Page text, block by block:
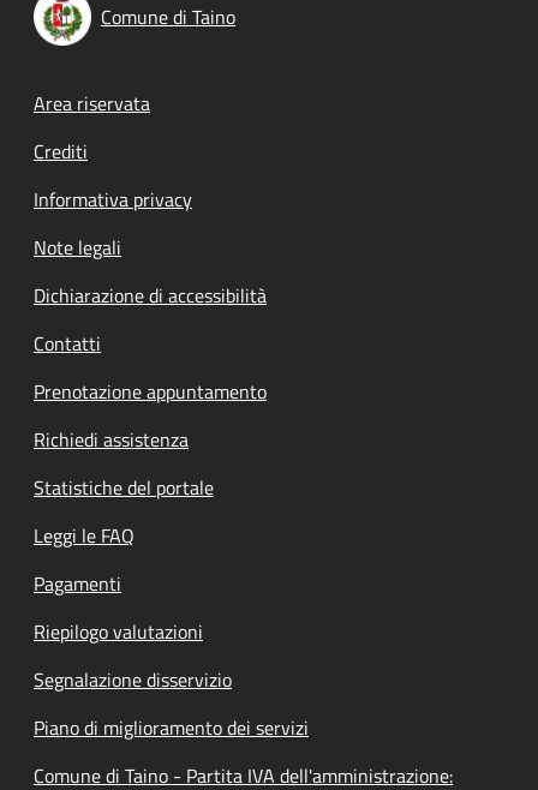
Comune di Taino
Footer menu
Area riservata
Crediti
Informativa privacy
Note legali
Dichiarazione di accessibilità
Contatti
Prenotazione appuntamento
Richiedi assistenza
Statistiche del portale
Leggi le FAQ
Pagamenti
Riepilogo valutazioni
Segnalazione disservizio
Piano di miglioramento dei servizi
Comune di Taino - Partita IVA dell'amministrazione: